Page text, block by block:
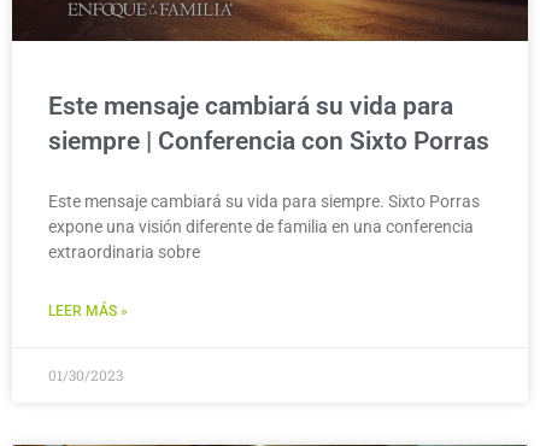
Este mensaje cambiará su vida para
siempre | Conferencia con Sixto Porras
Este mensaje cambiará su vida para siempre. Sixto Porras
expone una visión diferente de familia en una conferencia
extraordinaria sobre
LEER MÁS »
01/30/2023